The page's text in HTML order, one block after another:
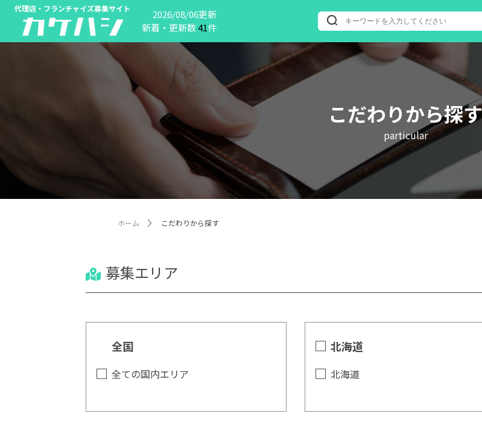
代理店・フランチャイズ募集サイト
2026/08/06更新
新着・更新数41件
こだわりから探す
particular
ホーム こだわりから探す
募集エリア
全国
全ての国内エリア
北海道
北海道